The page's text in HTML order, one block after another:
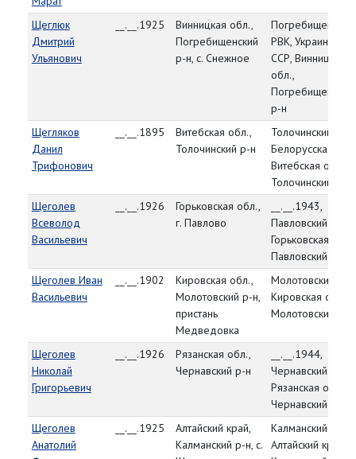
Щеглюк
Дмитрий
Ульянович
__.__.1925
Винницкая обл.,
Погребищенский
р-н, с. Снежное
Погребищенский
РВК, Украинская
ССР, Винницкая
обл.,
Погребищенский
р-н
Щегляков
Данил
Трифонович
__.__.1895
Витебская обл.,
Толочинский р-н
Толочинский РВК,
Белорусская
Витебская обл.,
Толочинский р-н
Щеголев
Всеволод
Васильевич
__.__.1926
Горьковская обл.,
г. Павлово
__.__.1943,
Павловский РВК,
Горьковская обл.,
Павловский р-н
Щеголев Иван
Васильевич
__.__.1902
Кировская обл.,
Молотовский р-н,
пристань
Медведовка
Молотовский
Кировская обл.,
Молотовский р-н
Щеголев
Николай
Григорьевич
__.__.1926
Рязанская обл.,
Чернавский р-н
__.__.1944,
Чернавский РВК,
Рязанская обл.,
Чернавский р-н
Щеголев
Анатолий
__.__.1925
Алтайский край,
Калманский р-н, с.
Калманский РВК,
Алтайский край,